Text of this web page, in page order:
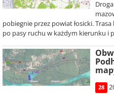
pobiegnie przez powiat łosicki.
po pasy ruchu w każdym kierunku i
28